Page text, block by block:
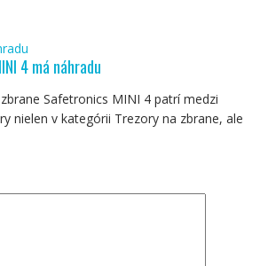
4 má náhradu
Safetronics MINI 4 patrí medzi
nielen v kategórii Trezory na zbrane, ale